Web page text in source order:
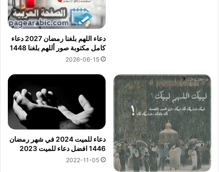
دعاء اللهم بلغنا رمضان 2027 دعاء
كامل مكتوبة صور أللهم بلغنا 1448
2026-06-15
دعاء للميت 2024 في شهر رمضان
1446 افضل دعاء للميت 2023
2022-11-05